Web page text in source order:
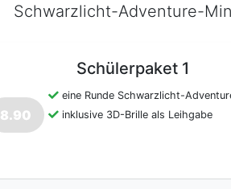
Schwarzlicht-Adventure-
Schülerpaket 1
8.90
eine Runde Schwarzlicht-
inklusive 3D-Brille als Leihgabe